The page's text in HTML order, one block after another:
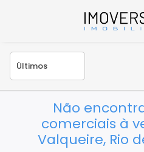
Não
comerciais à
Valqueire, Rio